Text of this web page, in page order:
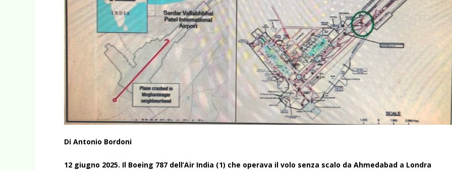
Di Antonio Bordoni
12 giugno 2025. Il Boeing 787 dell’Air India (1) che operava il volo senza scalo da Ahmedabad a Londra